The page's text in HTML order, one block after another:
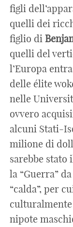
figli
quelli dei
figlio di
quelli del
l’Europa
delle élite
nelle
ovvero
alcuni Stati-
milione di
sarebbe stato
la “Guerra”
“calda”, per
nipote